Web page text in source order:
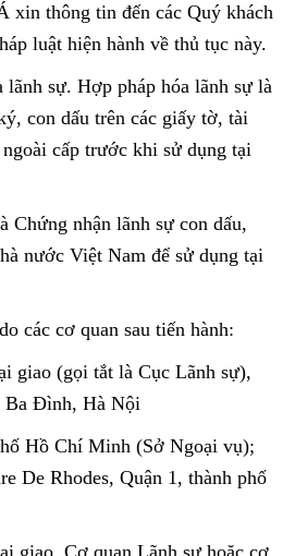
thông tin đến các Quý khách
luật hiện hành về thủ tục này.
lãnh sự. Hợp pháp hóa lãnh sự là
con dấu trên các giấy tờ, tài
cấp trước khi sử dụng tại
Chứng nhận lãnh sự con dấu,
nước Việt Nam để sử dụng tại
các cơ quan sau tiến hành:
giao (gọi tắt là Cục Lãnh sự),
Ba Đình, Hà Nội
Hồ Chí Minh (Sở Ngoại vụ);
De Rhodes, Quận 1, thành phố